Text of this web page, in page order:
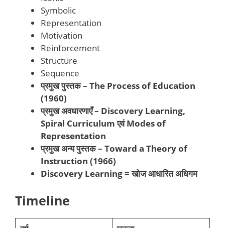
Symbolic
Representation
Motivation
Reinforcement
Structure
Sequence
प्रमुख पुस्तक – The Process of Education
(1960)
प्रमुख अवधारणाएँ – Discovery Learning,
Spiral Curriculum एवं Modes of
Representation
प्रमुख अन्य पुस्तक – Toward a Theory of
Instruction (1966)
Discovery Learning = खोज आधारित अधिगम
Timeline